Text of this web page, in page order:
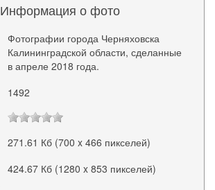
Информация о фото
Фотографии города Черняховска
Калининградской области, сделанные
в апреле 2018 года.
1492
271.61 Кб (700 x 466 пикселей)
424.67 Кб (1280 x 853 пикселей)